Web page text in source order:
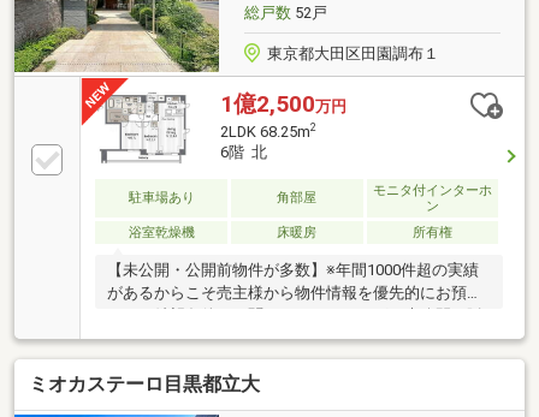
総戸数52戸
東京都大田区田園調布１
1億2,500万円
2LDK 68.25m2
6階 北
駐車場あり 角部屋
モニタ付インターホ
ン
浴室乾燥機
床暖房 所有権
【未公開・公開前物件が多数】※年間1000件超の実績
があるからこそ売主様から物件情報を優先的にお預か
り。ご希望条件をお聞かせいただければ、未公開や販
売予定の物件もいち早くご紹介します。【サザビーズ
ブランド】世界80以上の国と地域で展開する高級不動
産ブランド「サザビーズ インターナショナル リアルテ
ィ」の一員として確かな信頼でお住まい探しをサポー
ミオカステーロ目黒都立大